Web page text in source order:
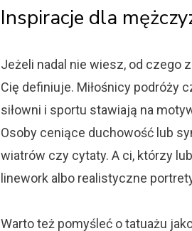
Inspiracje dla
Jeżeli nadal nie wiesz, od czego
Cię definiuje. Miłośnicy podróży
siłowni i sportu stawiają na
Osoby ceniące duchowość lub
wiatrów czy cytaty. A ci, którzy
linework albo realistyczne
Warto też pomyśleć o tatuażu